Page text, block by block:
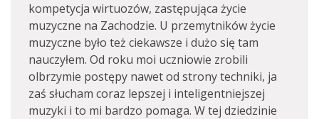
kompetycja wirtuozów, zastępująca życie
muzyczne na Zachodzie. U przemytników życie
muzyczne było też ciekawsze i dużo się tam
nauczyłem. Od roku moi uczniowie zrobili
olbrzymie postępy nawet od strony techniki, ja
zaś słucham coraz lepszej i inteligentniejszej
muzyki i to mi bardzo pomaga. W tej dziedzinie